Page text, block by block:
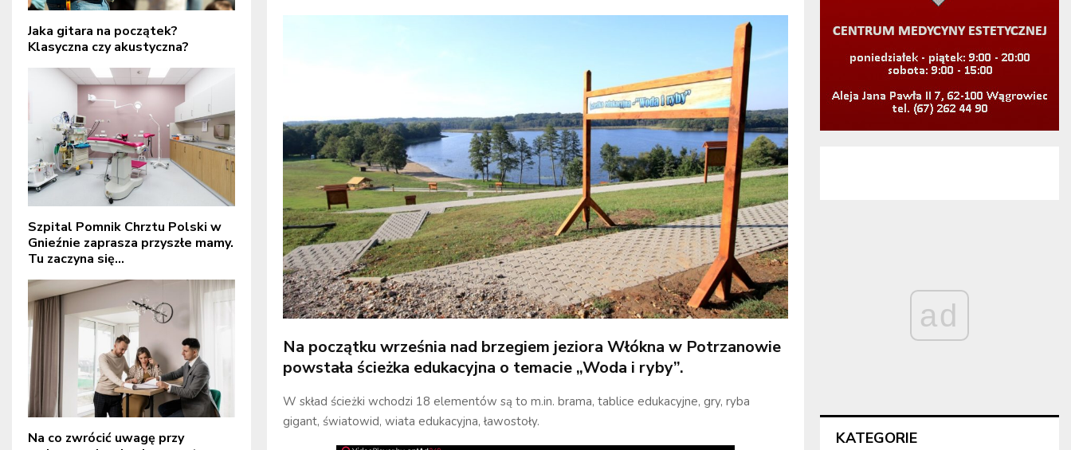
Na początku września nad brzegiem jeziora Włókna w Potrzanowie
powstała ścieżka edukacyjna o temacie „Woda i ryby”.
W skład ścieżki wchodzi 18 elementów są to m.in. brama, tablice edukacyjne, gry, ryba
gigant, światowid, wiata edukacyjna, ławostoły.
Jaka gitara na początek?
Klasyczna czy akustyczna?
Szpital Pomnik Chrztu Polski w
Gnieźnie zaprasza przyszłe mamy.
Tu zaczyna się...
Na co zwrócić uwagę przy
ad
KATEGORIE